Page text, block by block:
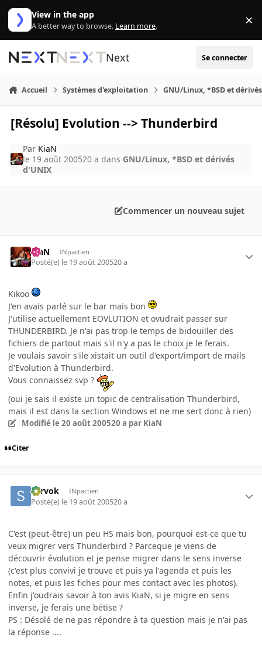
Aller au contenu
View in the app
A better way to browse. Learn more. ×
Next Se connecter
Accueil Systèmes d'exploitation GNU/Linux, *BSD et
[Résolu] Evolution --> Thunderbird
Par KiaN
le 19 août 200520 a dans GNU/Linux, *BSD et dérivés
d'UNIX
Commencer un nouveau sujet
KiaN INpactien
Posté(e) le 19 août 200520 a
Kikoo
J'en avais parlé sur le bar mais bon
J'utilise actuellement EOVLUTION et ovudrait passer sur
THUNDERBIRD. Je n'ai pas trop le temps de bidouiller des
fichiers de partout mais s'il n'y a pas le choix je le ferais.
Je voulais savoir s'ile xistait un outil d'export/import de mails
d'Evolution à Thunderbird.
Vous connaissez svp ?
(oui je sais il existe un topic de centralisation Thunderbird,
mais il est dans la section Windows et ne me sert donc à rien)
Modifié le 20 août 200520 a par KiaN
Citer
Sarvok INpactien
Posté(e) le 19 août 200520 a
C'est (peut-être) un peu HS mais bon, pourquoi est-ce que tu
veux migrer vers Thunderbird ? Parceque je viens de
découvrir évolution et je pense migrer dans le sens inverse
(c'est plus convivi je trouve et puis ya l'agenda et puis les
notes, et puis les fiches pour mes contact avec les photos).
Enfin j'oudrais savoir à ton avis KiaN, si je migre en sens
inverse, je ferais une bétise ?
PS : Désolé de ne pas répondre à ta question mais je n'ai pas
la réponse ....